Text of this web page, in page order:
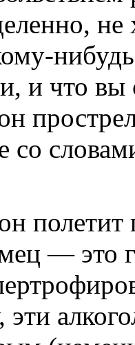
и что вы
со
— это
эти